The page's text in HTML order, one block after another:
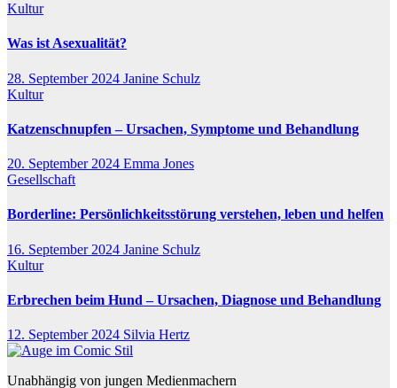
Kultur
Was ist Asexualität?
28. September 2024 Janine Schulz
Kultur
Katzenschnupfen – Ursachen, Symptome und Behandlung
20. September 2024 Emma Jones
Gesellschaft
Borderline: Persönlichkeitsstörung verstehen, leben und helfen
16. September 2024 Janine Schulz
Kultur
Erbrechen beim Hund – Ursachen, Diagnose und Behandlung
12. September 2024 Silvia Hertz
Unabhängig von jungen Medienmachern